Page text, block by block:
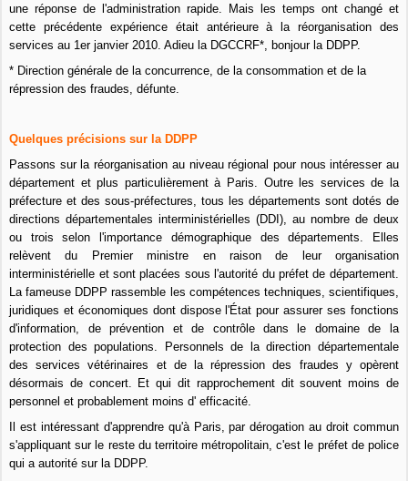
une réponse de l'administration rapide. Mais les temps ont changé et
cette précédente expérience était antérieure à la réorganisation des
services au 1er janvier 2010. Adieu la DGCCRF*, bonjour la DDPP.
* Direction générale de la concurrence, de la consommation et de la
répression des fraudes, défunte.
Quelquesprécisions sur la DDPP
Passons sur la réorganisation au niveau régional pour nous intéresser au
département et plus particulièrement à Paris. Outre les services de la
préfecture et des sous-préfectures, tous les départements sont dotés de
directions départementales interministérielles (DDI), au nombre de deux
ou trois selon l'importance démographique des départements. Elles
relèvent du Premier ministre en raison de leur organisation
interministérielle et sont placées sous l'autorité du préfet de département.
La fameuse DDPP rassemble les compétences techniques, scientifiques,
juridiques et économiques dont dispose l'État pour assurer ses fonctions
d'information, de prévention et de contrôle dans le domaine de la
protection des populations. Personnels de la direction départementale
des services vétérinaires et de la répression des fraudes y opèrent
désormais de concert. Et qui dit rapprochement dit souvent moins de
personnel et probablement moins d' efficacité.
Il est intéressant d'apprendre qu'à Paris, par dérogation au droit commun
s'appliquant sur le reste du territoire métropolitain, c'est le préfet de police
qui a autorité sur la DDPP.